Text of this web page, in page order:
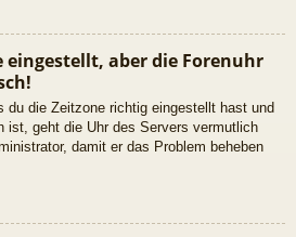
eingestellt, aber die Forenuhr
du die Zeitzone richtig eingestellt hast und
ist, geht die Uhr des Servers vermutlich
damit er das Problem beheben